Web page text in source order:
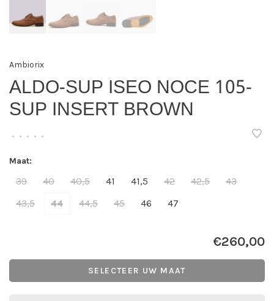
Ambiorix
ALDO-SUP ISEO NOCE 105-
SUP INSERT BROWN
• • • • •
Maat:
39 40 40,5 41 41,5 42 42,5
43
43,5
44 44,5 45 46 47
€260,00
SELECTEER UW MAAT